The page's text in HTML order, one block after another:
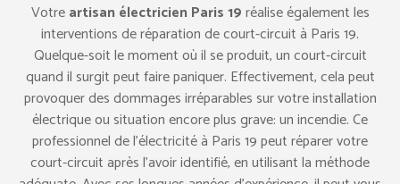
Votreartisan électricien Paris 19réalise également les
interventions de réparation de court-circuit à Paris 19.
Quelque-soit le moment où il se produit, un court-circuit
quand il surgit peut faire paniquer. Effectivement, cela peut
provoquer des dommages irréparables sur votre installation
électrique ou situation encore plus grave: un incendie. Ce
professionnel de l’électricité à Paris 19 peut réparer votre
court-circuit après l’avoir identifié, en utilisant la méthode